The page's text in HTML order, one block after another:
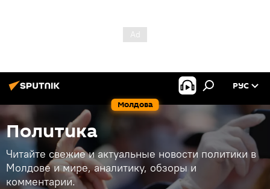
Молдова
РУС
Политика
Читайте свежие и актуальные новости политики в
Молдове и мире, аналитику, обзоры и
комментарии.